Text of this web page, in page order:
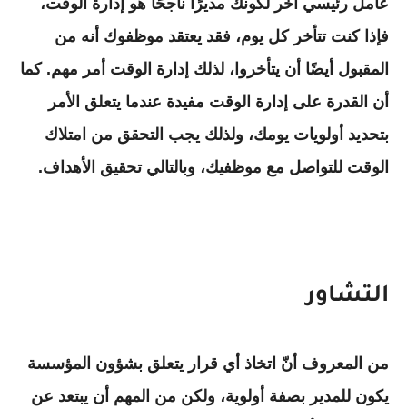
عامل رئيسي آخر لكونك مديرًا ناجحًا هو إدارة الوقت،
فإذا كنت تتأخر كل يوم، فقد يعتقد موظفوك أنه من
المقبول أيضًا أن يتأخروا، لذلك إدارة الوقت أمر مهم. كما
أن القدرة على إدارة الوقت مفيدة عندما يتعلق الأمر
بتحديد أولويات يومك، ولذلك يجب التحقق من امتلاك
الوقت للتواصل مع موظفيك، وبالتالي تحقيق الأهداف.
التشاور
من المعروف أنّ اتخاذ أي قرار يتعلق بشؤون المؤسسة
يكون للمدير بصفة أولوية، ولكن من المهم أن يبتعد عن